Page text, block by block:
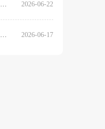
2026-06-22
2026-06-17